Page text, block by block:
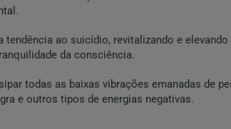
ao suicídio, revitalizando e elevando
da consciência.
todas as baixas vibrações emanadas de
e outros tipos de energias negativas.